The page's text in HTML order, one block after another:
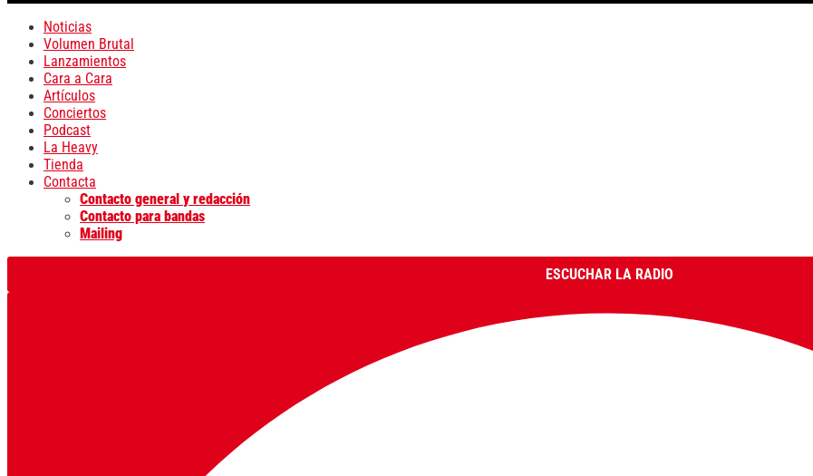
Noticias
Volumen Brutal
Lanzamientos
Cara a Cara
Artículos
Conciertos
Podcast
La Heavy
Tienda
Contacta
Contacto general y redacción
Contacto para bandas
Mailing
ESCUCHAR LA RADIO